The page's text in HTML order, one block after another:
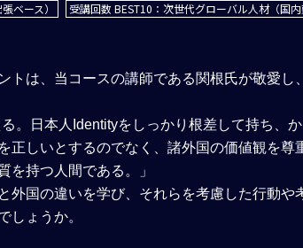
ベース） 受講回数 BEST10：次世代グローバル人材（国内
トは、当コースの講師である関根氏が敬愛し
。日本人Identityをしっかり根差して持ち、
正しいとするのでなく、諸外国の価値観を尊
を持つ人間である。」
国の違いを学び、それらを考慮した行動や
しょうか。